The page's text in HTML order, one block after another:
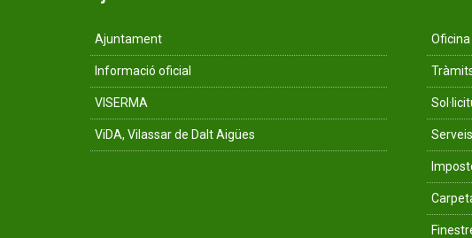
Ajuntament
Informació oficial
VISERMA
ViDA, Vilassar de Dalt Aigües